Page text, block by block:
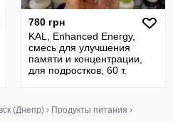
780 грн
KAL, Enhanced Energy,
смесь для улучшения
памяти и концентрации,
для подростков, 60 т.
(Днепр) › Продукты питания ›